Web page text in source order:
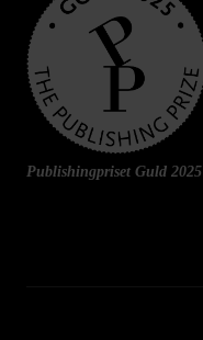
Publishingpriset Guld 2025